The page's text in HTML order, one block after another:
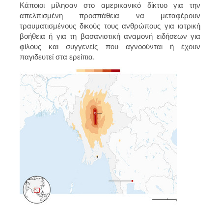
Κάποιοι μίλησαν στο αμερικανικό δίκτυο για την
απελπισμένη προσπάθεια να μεταφέρουν
τραυματισμένους δικούς τους ανθρώπους για ιατρική
βοήθεια ή για τη βασανιστική αναμονή ειδήσεων για
φίλους και συγγενείς που αγνοούνται ή έχουν
παγιδευτεί στα ερείπια.